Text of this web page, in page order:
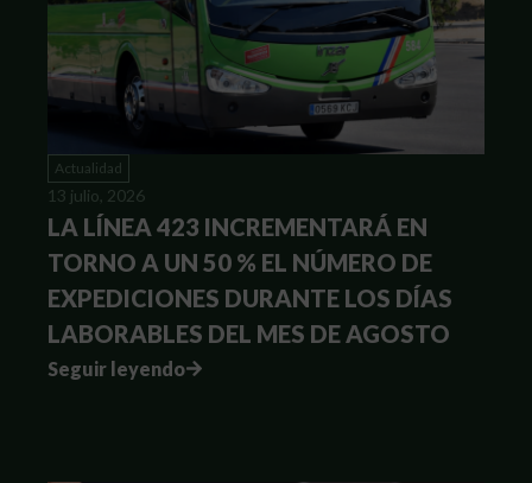
Actualidad
13 julio, 2026
LA LÍNEA 423 INCREMENTARÁ EN
TORNO A UN 50 % EL NÚMERO DE
EXPEDICIONES DURANTE LOS DÍAS
LABORABLES DEL MES DE AGOSTO
Seguir leyendo